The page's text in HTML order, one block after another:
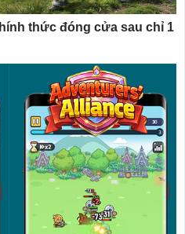
thức đóng cửa sau chỉ 1